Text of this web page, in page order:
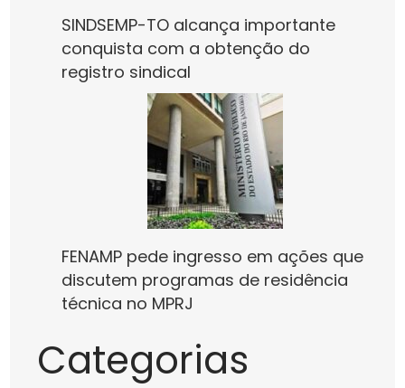
SINDSEMP-TO alcança importante
conquista com a obtenção do
registro sindical
FENAMP pede ingresso em ações que
discutem programas de residência
técnica no MPRJ
Categorias